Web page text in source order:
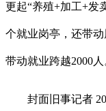
更起“养殖+加工+发
个就业岗亭，还带
带动就业跨越2000人
封面旧事记者